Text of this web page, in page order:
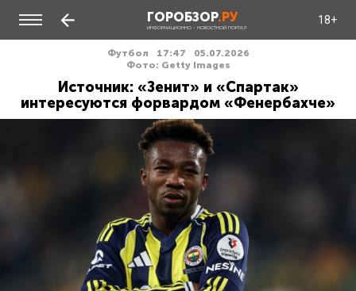
ГОРОБЗОР.РУ
ИНФОРМАЦИОННО - НОВОСТНОЙ ПОРТАЛ
18+
Футбол 17:47
05.07.2026
Фото: Getty Images
Источник: «Зенит» и «Спартак»
интересуются форвардом «Фенербахче»